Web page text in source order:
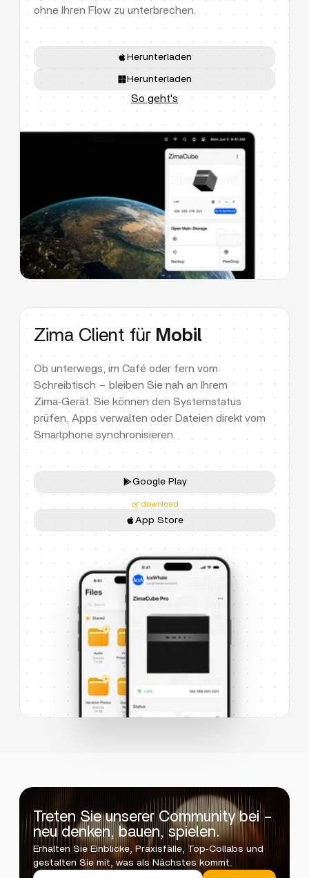
ohne Ihren Flow zu unterbrechen.
Herunterladen
Herunterladen
So geht's
Zima Client für Mobil
Ob unterwegs, im Café oder fern vom
Schreibtisch – bleiben Sie nah an Ihrem
Zima‑Gerät. Sie können den Systemstatus
prüfen, Apps verwalten oder Dateien direkt vom
Smartphone synchronisieren.
Google Play
or download
App Store
Treten Sie unserer Community bei –
neu denken, bauen, spielen.
Erhalten Sie Einblicke, Praxisfälle, Top‑Collabs und
gestalten Sie mit, was als Nächstes kommt.